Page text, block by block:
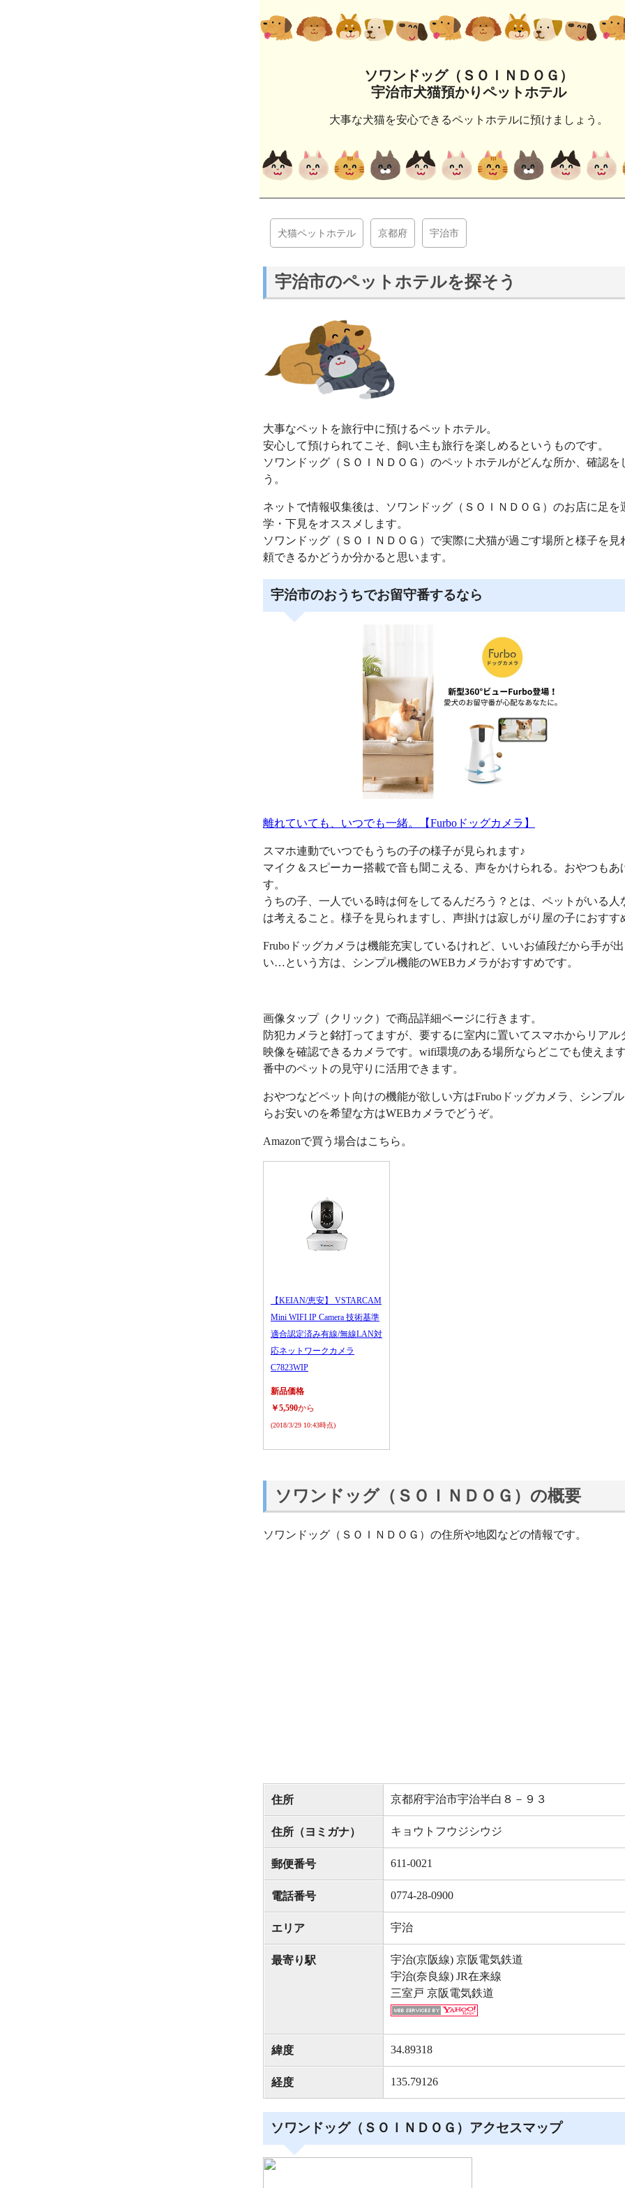
ソワンドッグ（ＳＯＩＮＤＯＧ）
宇治市犬猫預かりペットホテル
大事な犬猫を安心できるペットホテルに預けましょう。
犬猫ペットホテル 京都府 宇治市
宇治市のペットホテルを探そう
大事なペットを旅行中に預けるペットホテル。
安心して預けられてこそ、飼い主も旅行を楽しめるというものです。
ソワンドッグ（ＳＯＩＮＤＯＧ）のペットホテルがどんな所か、確認を
う。
ネットで情報収集後は、ソワンドッグ（ＳＯＩＮＤＯＧ）のお店に足を
学・下見をオススメします。
ソワンドッグ（ＳＯＩＮＤＯＧ）で実際に犬猫が過ごす場所と様子を見
頼できるかどうか分かると思います。
宇治市のおうちでお留守番するなら
離れていても、いつでも一緒。【Furboドッグカメラ】
スマホ連動でいつでもうちの子の様子が見られます♪
マイク＆スピーカー搭載で音も聞こえる、声をかけられる。おやつもあ
す。
うちの子、一人でいる時は何をしてるんだろう？とは、ペットがいる人
は考えること。様子を見られますし、声掛けは寂しがり屋の子におすす
Fruboドッグカメラは機能充実しているけれど、いいお値段だから手が出
い…という方は、シンプル機能のWEBカメラがおすすめです。
画像タップ（クリック）で商品詳細ページに行きます。
防犯カメラと銘打ってますが、要するに室内に置いてスマホからリアル
映像を確認できるカメラです。wifi環境のある場所ならどこでも使えま
番中のペットの見守りに活用できます。
おやつなどペット向けの機能が欲しい方はFruboドッグカメラ、シンプ
らお安いのを希望な方はWEBカメラでどうぞ。
Amazonで買う場合はこちら。
【KEIAN/恵安】 VSTARCAM
Mini WIFI IP Camera 技術基準
適合認定済み有線/無線LAN対
応ネットワークカメラ
C7823WIP
新品価格
￥5,590から
(2018/3/29 10:43時点)
ソワンドッグ（ＳＯＩＮＤＯＧ）の概要
ソワンドッグ（ＳＯＩＮＤＯＧ）の住所や地図などの情報です。
住所 京都府宇治市宇治半白８－９３
住所（ヨミガナ） キョウトフウジシウジ
郵便番号 611-0021
電話番号 0774-28-0900
エリア 宇治
最寄り駅
宇治(京阪線) 京阪電気鉄道
宇治(奈良線) JR在来線
三室戸 京阪電気鉄道
緯度 34.89318
経度 135.79126
ソワンドッグ（ＳＯＩＮＤＯＧ）アクセスマップ